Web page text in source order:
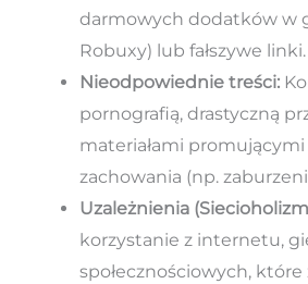
darmowych dodatków w
Robuxy) lub fałszywe linki.
Nieodpowiednie treści:
pornografią, drastyczną
materiałami
zachowania (np.
Uzależnienia
korzystanie z internetu,
społecznościowych, które